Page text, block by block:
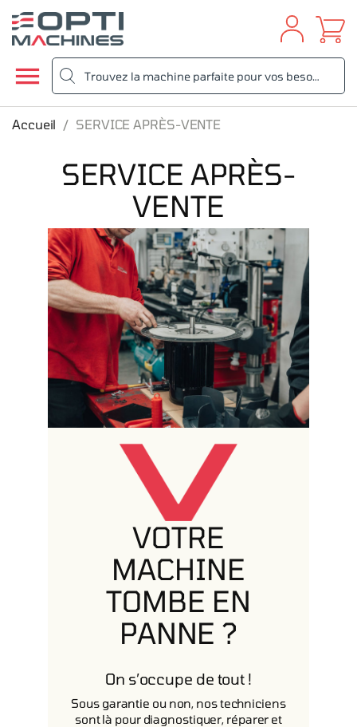
au
contenu

Accueil SERVICE APRÈS-VENTE
SERVICE APRÈS-
VENTE
VOTRE
MACHINE
TOMBE EN
PANNE ?
On s’occupe de tout !
Sous garantie ou non, nos techniciens
sont là pour diagnostiquer, réparer et